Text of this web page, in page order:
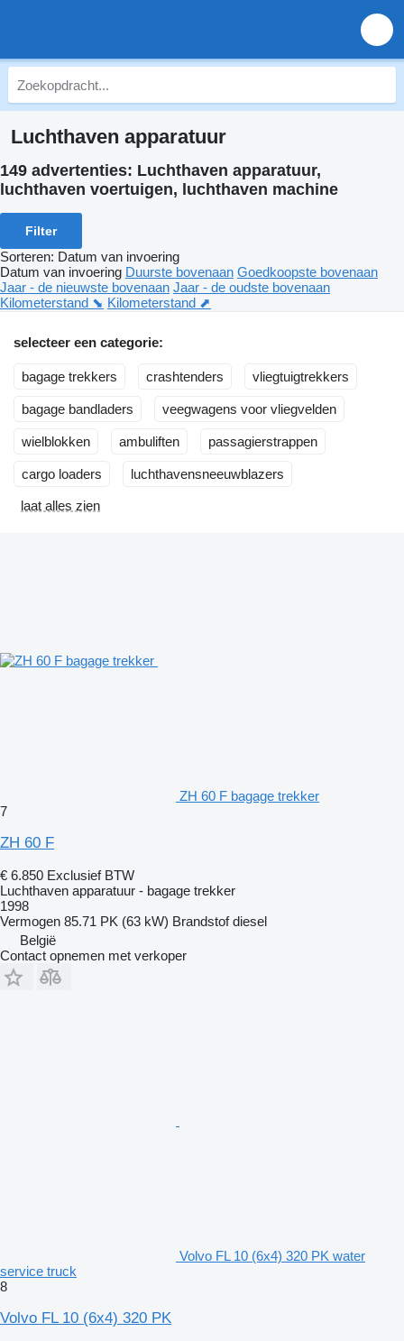
Luchthaven apparatuur
149 advertenties: Luchthaven apparatuur,
luchthaven voertuigen, luchthaven machine
Filter
Sorteren: Datum van invoering
Datum van invoering Duurste bovenaan Goedkoopste bovenaan
Jaar - de nieuwste bovenaan Jaar - de oudste bovenaan
Kilometerstand ⬊ Kilometerstand ⬈
selecteer een categorie:
bagage trekkers crashtenders vliegtuigtrekkers
bagage bandladers veegwagens voor vliegvelden
wielblokken ambuliften passagierstrappen
cargo loaders luchthavensneeuwblazers
laat alles zien
ZH 60 F bagage trekker
7
ZH 60 F
€ 6.850 Exclusief BTW
Luchthaven apparatuur - bagage trekker
1998
Vermogen 85.71 PK (63 kW) Brandstof diesel
België
Contact opnemen met verkoper
Volvo FL 10 (6x4) 320 PK water
service truck
8
Volvo FL 10 (6x4) 320 PK